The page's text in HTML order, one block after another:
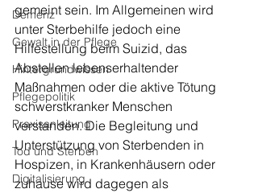
Demenz
Gewalt in der Pflege
Hintergrundwissen
Pflegepolitik
Praxisanleitung
Tod und Sterben
Digitalisierung
gemeint sein. Im Allgemeinen wird
unter Sterbehilfe jedoch eine
Hilfestellung beim Suizid, das
Abstellen lebenserhaltender
Maßnahmen oder die aktive Tötung
schwerstkranker Menschen
verstanden. Die Begleitung und
Unterstützung von Sterbenden in
Hospizen, in Krankenhäusern oder
zuhause wird dagegen als